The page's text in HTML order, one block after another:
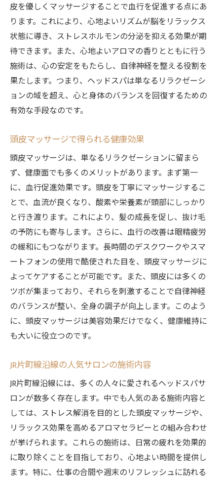
お客様の声から見るヘッドスパの効果
ストレスフリーな時間を過ごすために
心身のリフレッシュJR片町線で味わうヘッドス
パの効果
ヘッドスパで得られる心身の解放感
リフレッシュに効果的な理由を探る
施術により期待できる健康面への影響
ストレス軽減に繋がるヘッドスパ体験
疲労回復に寄与する具体的なメカニズム
JR片町線のヘッドスパ体験で感じる心地よいリ
ズム
施術中の音楽とその効果
頭部のリズム的なアプローチの重要性
施術後のリズムが日常に与える影響
心と体が一体化するリズムの力
日常生活に応用できるリズムの取り入れ方
忙しい日常に癒しをJR片町線沿線のヘッドスパ
の魅力
日常の合間に訪れたいヘッドスパの魅力
忙しい人にこそおすすめのリラックス法
ヘッドスパで得られるマインドフルネス
ストレス社会で求められる癒しの場
日々の疲れをリセットするための提案
JR片町線のヘッドスパで心地よいリラックスを
体験する
心地よい空間で過ごす特別な時間
施術でリラックスするためのポイント
皮を優しくマッサージすることで血行を促進する点にあ
ります。これにより、心地よいリズムが脳をリラックス
状態に導き、ストレスホルモンの分泌を抑える効果が期
待できます。また、心地よいアロマの香りとともに行う
施術は、心の安定をもたらし、自律神経を整える役割を
果たします。つまり、ヘッドスパは単なるリラクゼーシ
ョンの域を超え、心と身体のバランスを回復するための
有効な手段なのです。
頭皮マッサージで得られる健康効果
頭皮マッサージは、単なるリラクゼーションに留まら
ず、健康面でも多くのメリットがあります。まず第一
に、血行促進効果です。頭皮を丁寧にマッサージするこ
とで、血流が良くなり、酸素や栄養素が頭部にしっかり
と行き渡ります。これにより、髪の成長を促し、抜け毛
の予防にも寄与します。さらに、血行の改善は眼精疲労
の緩和にもつながります。長時間のデスクワークやスマ
ートフォンの使用で酷使された目を、頭皮マッサージに
よってケアすることが可能です。また、頭皮には多くの
ツボが集まっており、それらを刺激することで自律神経
のバランスが整い、全身の調子が向上します。このよう
に、頭皮マッサージは美容効果だけでなく、健康維持に
も大いに役立つのです。
JR片町線沿線の人気サロンの施術内容
JR片町線沿線には、多くの人々に愛されるヘッドスパサ
ロンが数多く存在します。中でも人気のある施術内容と
しては、ストレス解消を目的とした頭皮マッサージや、
リラックス効果を高めるアロマセラピーとの組み合わせ
が挙げられます。これらの施術は、日常の疲れを効果的
に取り除くことを目指しており、心地よい時間を提供し
ます。特に、仕事の合間や週末のリフレッシュに訪れる